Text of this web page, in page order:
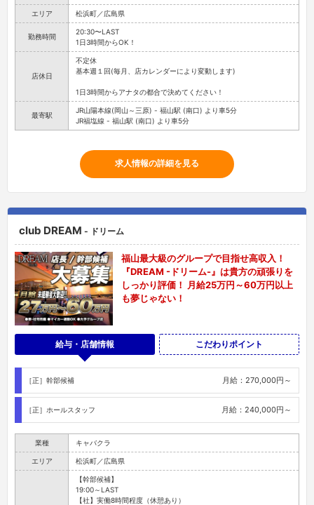
エリア 松浜町／広島県
勤務時間
20:30〜LAST
1日3時間からOK！
店休日
不定休
基本週１回(毎月、店カレンダーにより変動します)
1日3時間からアナタの都合で決めてください！
最寄駅
JR山陽本線(岡山～三原) - 福山駅 (南口) より車5分
JR福塩線 - 福山駅 (南口) より車5分
求人情報の詳細を見る
club DREAM - ドリーム
福山最大級のグループで目指せ高収入！
『DREAM -ドリーム-』は貴方の頑張りを
しっかり評価！ 月給25万円～60万円以上
も夢じゃない！
給与・店舗情報 こだわりポイント
［正］幹部候補 月給：270,000円～
［正］ホールスタッフ 月給：240,000円～
業種 キャバクラ
エリア 松浜町／広島県
【幹部候補】
19:00～LAST
【社】実働8時間程度（休憩あり）